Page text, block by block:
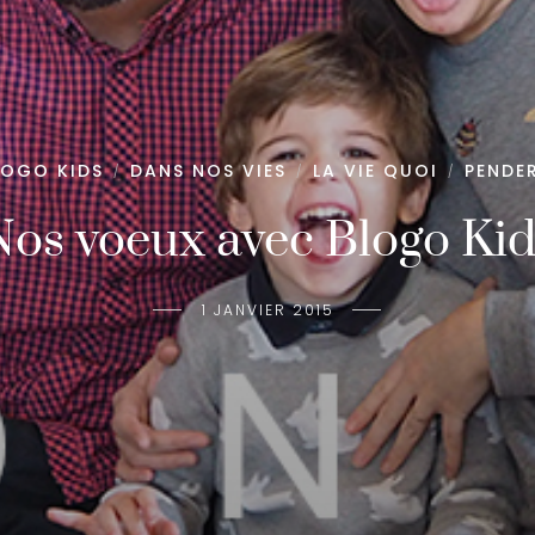
KIDS / DANS NOS VIES / LA VIE QUOI /
voeux avec Blogo
1 JANVIER 2015